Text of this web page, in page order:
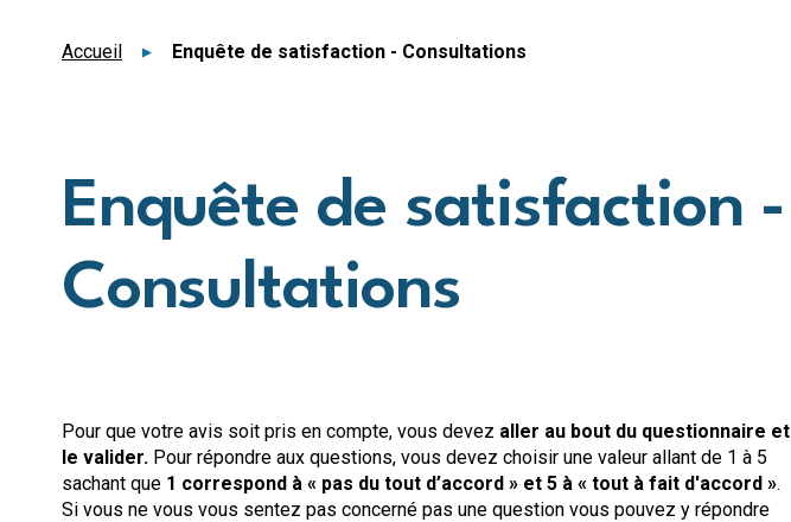
Accueil Enquête de satisfaction - Consultations
Enquête de satisfaction -
Consultations
Pour que votre avis soit pris en compte, vous devez aller au bout du questionnaire et
le valider. Pour répondre aux questions, vous devez choisir une valeur allant de 1 à 5
sachant que 1 correspond à « pas du tout d’accord » et 5 à « tout à fait d'accord ».
Si vous ne vous vous sentez pas concerné pas une question vous pouvez y répondre